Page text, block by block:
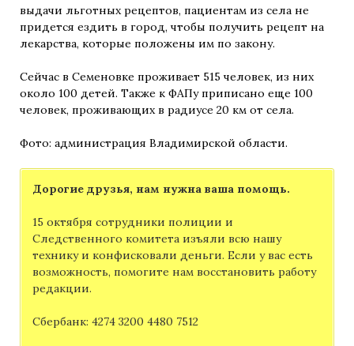
выдачи льготных рецептов, пациентам из села не
придется ездить в город, чтобы получить рецепт на
лекарства, которые положены им по закону.
Сейчас в Семеновке проживает 515 человек, из них
около 100 детей. Также к ФАПу приписано еще 100
человек, проживающих в радиусе 20 км от села.
Фото: администрация Владимирской области.
Дорогие друзья, нам нужна ваша помощь.
15 октября сотрудники полиции и
Следственного комитета изъяли всю нашу
технику и конфисковали деньги. Если у вас есть
возможность, помогите нам восстановить работу
редакции.
Сбербанк: 4274 3200 4480 7512